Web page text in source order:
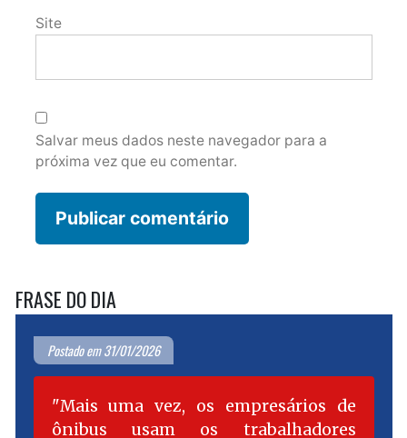
Site
Salvar meus dados neste navegador para a
próxima vez que eu comentar.
FRASE DO DIA
Postado em 31/01/2026
Mais uma vez, os empresários de
ônibus usam os trabalhadores